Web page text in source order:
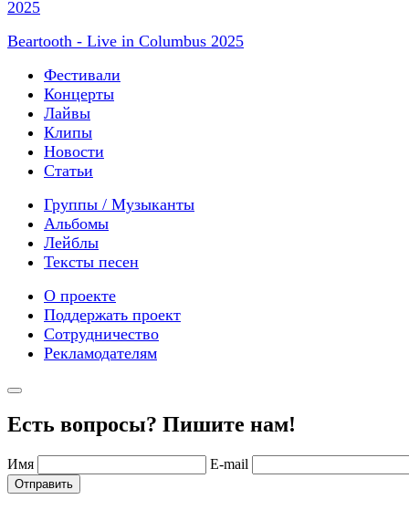
Beartooth - Live in Columbus 2025
Фестивали
Концерты
Лайвы
Клипы
Новости
Статьи
Группы / Музыканты
Альбомы
Лейблы
Тексты песен
О проекте
Поддержать проект
Сотрудничество
Рекламодателям
Есть вопросы? Пишите нам!
Имя E-mail